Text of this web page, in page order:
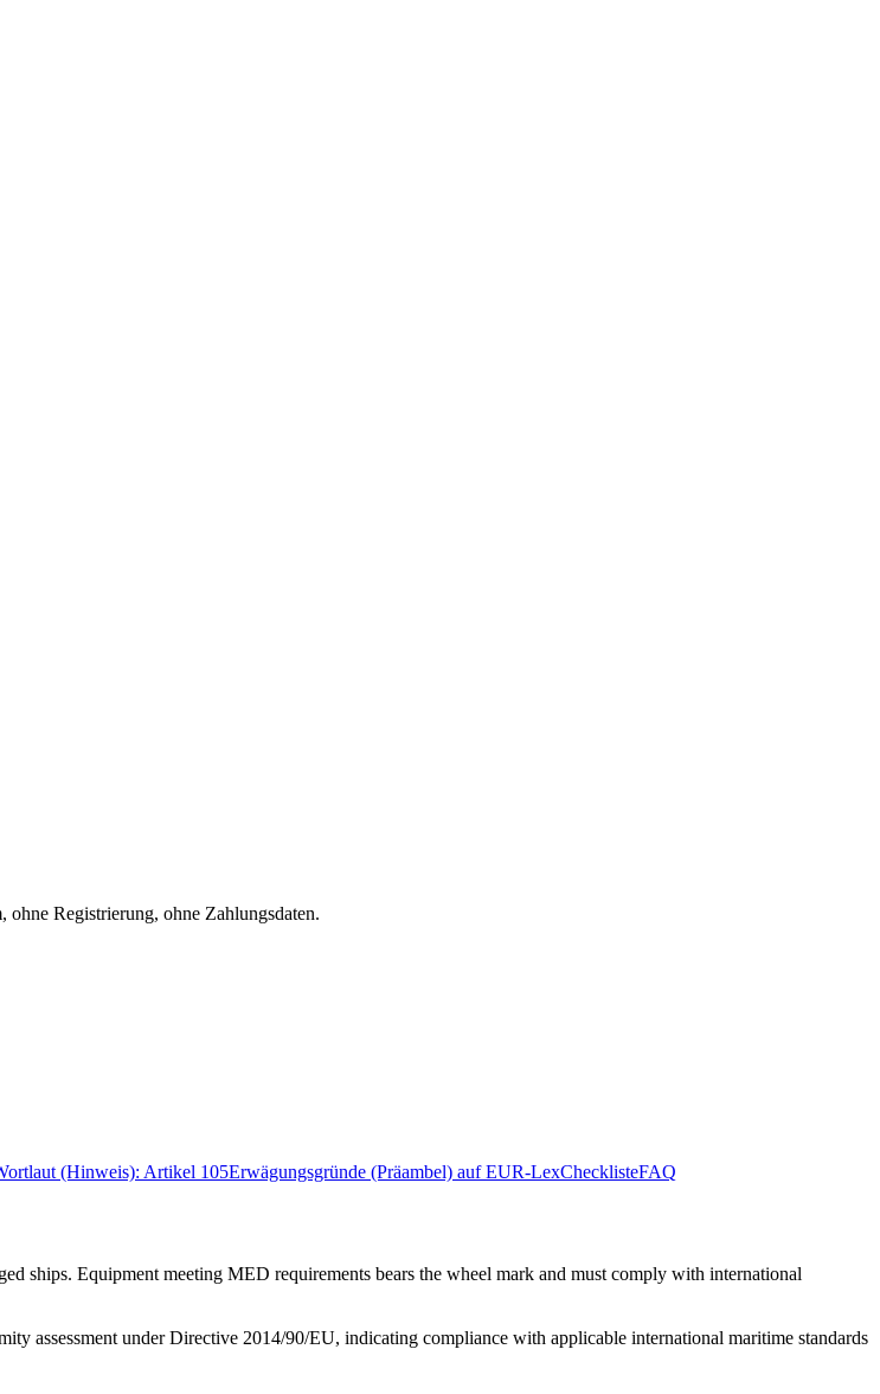
Registrierung, ohne Zahlungsdaten.
(Hinweis): Artikel 105Erwägungsgründe (Präambel) auf EUR-LexChecklisteFAQ
ships. Equipment meeting MED requirements bears the wheel mark and must comply with international
assessment under Directive 2014/90/EU, indicating compliance with applicable international maritime standards